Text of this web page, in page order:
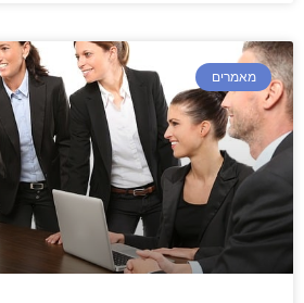
מאמרים